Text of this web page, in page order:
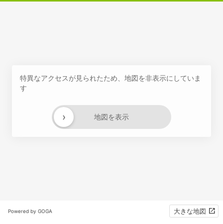
特異なアクセスが見られたため、地図を非表示にしていま
す
地図を表示
›
Powered by GOGA 大きな地図